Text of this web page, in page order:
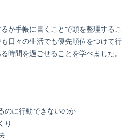
か手帳に書くことで頭を整理するこ
日々の生活でも優先順位をつけて行
時間を過ごせることを学べました。
のに行動できないのか
り